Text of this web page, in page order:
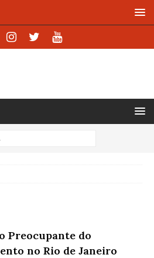
Preocupante do
no Rio de Janeiro